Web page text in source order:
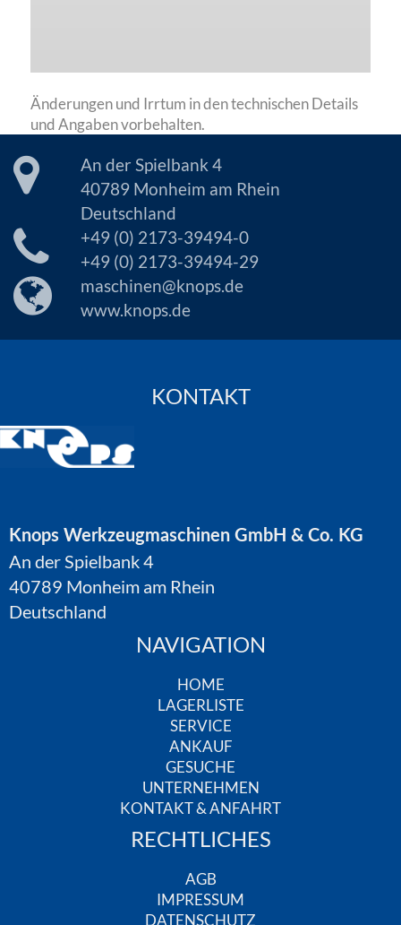
Änderungen und Irrtum in den technischen Details
und Angaben vorbehalten.
An der Spielbank 4
40789 Monheim am Rhein
Deutschland
+49 (0) 2173-39494-0
+49 (0) 2173-39494-29
maschinen@knops.de
www.knops.de
KONTAKT
Knops Werkzeugmaschinen GmbH & Co. KG
An der Spielbank 4
40789 Monheim am Rhein
Deutschland
NAVIGATION
HOME
LAGERLISTE
SERVICE
ANKAUF
GESUCHE
UNTERNEHMEN
KONTAKT & ANFAHRT
RECHTLICHES
AGB
IMPRESSUM
DATENSCHUTZ